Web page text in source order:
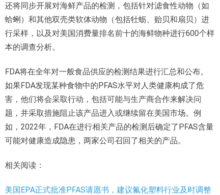
还将同步开展对海鲜产品的检测，包括针对滤食性动物（如
蛤蜊）和其他双壳类软体动物（包括牡蛎、贻贝和扇贝）进
行采样，以及对美国消费量排名前十的海鲜物种进行600个样
本的调查分析。
FDA将在全年对一般食品供应的检测结果进行汇总和公布。
如果FDA发现某种食物中的PFAS水平对人类健康构成了危
害，他们将会采取行动，包括可能与生产商合作来解决问
题，并采取措施阻止该产品进入或继续留在美国市场。例
如，2022年，FDA在进行相关产品的检测后确定了PFAS含量
可能对健康造成隐患，两家公司召回了相关的产品。
相关阅读：
美国EPA正式批准PFAS请愿书，建议氟化塑料行业及时调整